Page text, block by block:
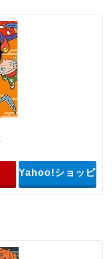
Yahoo!ショッピン